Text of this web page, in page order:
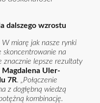
dalszego wzrostu
W miarę jak nasze rynki
skoncentrowanie na
znacznie lepsze rezultaty
Magdalena Uler-
7R. „Połączenie
z dogłębną wiedzą
kombinację.